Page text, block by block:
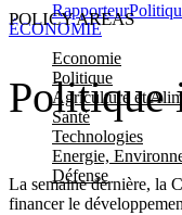
POLICY AREAS
Economie
Politique
Agriculture et
Santé
Technologies
Energie,
Défense
Rapporteur
Politique
La semaine dernière, la
financer le
ÉCONOMIE